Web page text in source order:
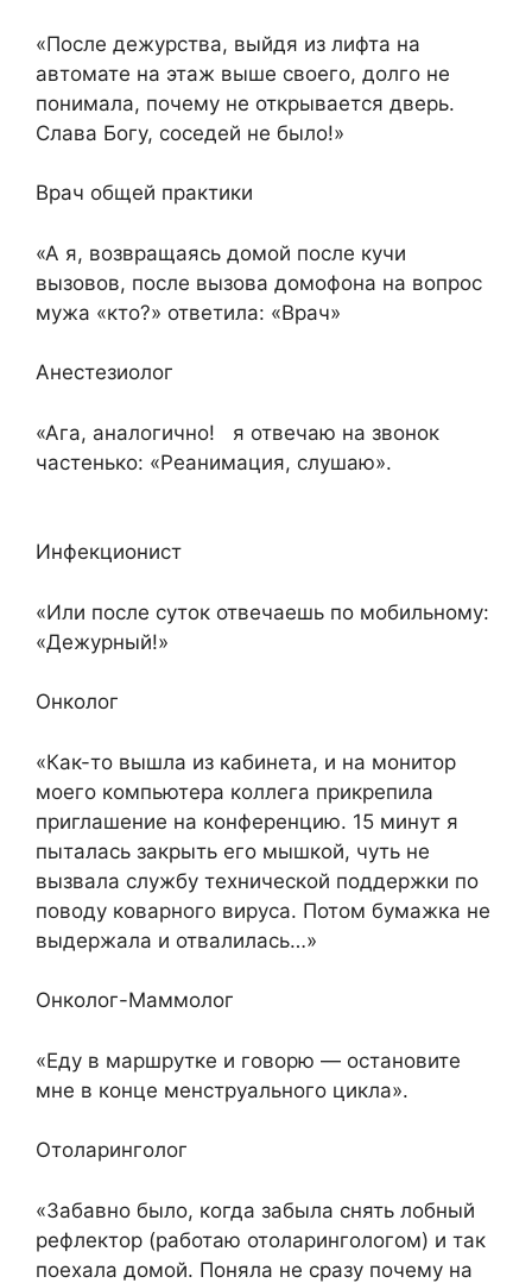
«После дежурства, выйдя из лифта на
автомате на этаж выше своего, долго не
понимала, почему не открывается дверь.
Слава Богу, соседей не было!»
Врач общей практики
«А я, возвращаясь домой после кучи
вызовов, после вызова домофона на вопрос
мужа «кто?» ответила: «Врач»
Анестезиолог
«Ага, аналогично! я отвечаю на звонок
частенько: «Реанимация, слушаю».
Инфекционист
«Или после суток отвечаешь по мобильному:
«Дежурный!»
Онколог
«Как-то вышла из кабинета, и на монитор
моего компьютера коллега прикрепила
приглашение на конференцию. 15 минут я
пыталась закрыть его мышкой, чуть не
вызвала службу технической поддержки по
поводу коварного вируса. Потом бумажка не
выдержала и отвалилась…»
Онколог-Маммолог
«Еду в маршрутке и говорю — остановите
мне в конце менструального цикла».
Отоларинголог
«Забавно было, когда забыла снять лобный
рефлектор (работаю отоларингологом) и так
поехала домой. Поняла не сразу почему на